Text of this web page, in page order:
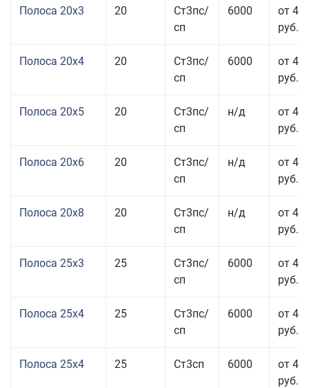
Полоса 20x3 20
Ст3пс/
сп
6000
от 45
руб.
Полоса 20x4 20
Ст3пс/
сп
6000
от 44
руб.
Полоса 20x5 20
Ст3пс/
сп
н/д
от 42
руб.
Полоса 20x6 20
Ст3пс/
сп
н/д
от 46
руб.
Полоса 20x8 20
Ст3пс/
сп
н/д
от 45
руб.
Полоса 25x3 25
Ст3пс/
сп
6000
от 46
руб.
Полоса 25x4 25
Ст3пс/
сп
6000
от 43
руб.
Полоса 25x4 25 Ст3сп 6000
от 43
руб.